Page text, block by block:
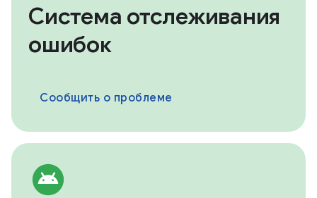
Система отслеживания
ошибок
Сообщить о проблеме